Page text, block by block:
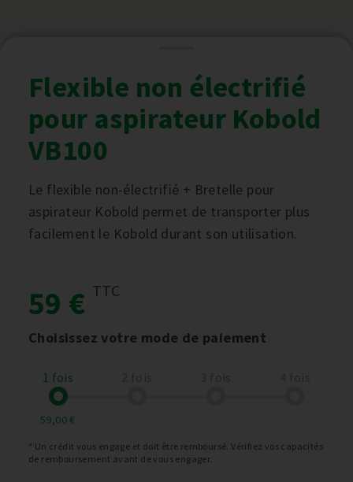
Flexible non électrifié
pour aspirateur Kobold
VB100
Le flexible non-électrifié + Bretelle pour
aspirateur Kobold permet de transporter plus
facilement le Kobold durant son utilisation.
59 € TTC
Choisissez votre mode de paiement
1 fois
59,00 €
* Un crédit vous engage et doit être remboursé. Vérifiez vos capacités
de remboursement avant de vous engager.